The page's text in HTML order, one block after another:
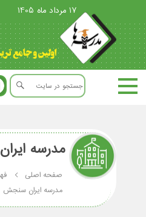
17 مرداد ماه 1405
مدرسه
صفحه اصلی
مدرسه ایران سنجش